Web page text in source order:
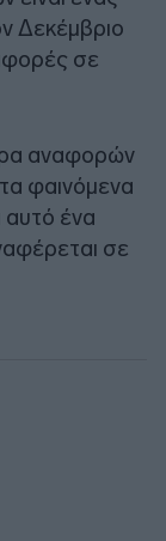
Δεκέμβριο
σε
αναφορών
φαινόμενα
αυτό ένα
σε